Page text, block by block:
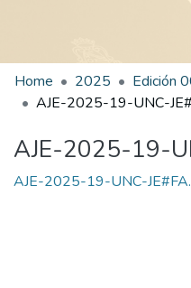
Home 2025
AJE-2025-19-UNC-
AJE-2025-19-
AJE-2025-19-UNC-